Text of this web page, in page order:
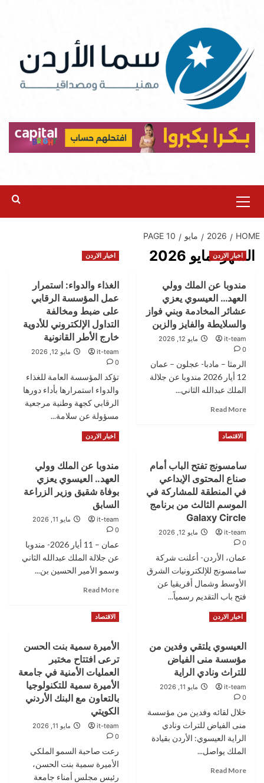
content
Menu
HOME
2026 مايو PAGE 10
الشهر:مايو 2026اخبار الاردن
مندوبا عن الملك وولي
العهد… العيسوي يعزي
عشائر المخادمة وبني فواز
والسلايطة والفايز والزبن
it-team
مايو 12, 2026
0
الرمثا – مادبا- عجلون – عمان
12 أيار 2026 مندوبا عن جلالة
الملك عبدالله الثاني...
Read More
الملك
العهد…
العيسوي
يعزي
عشائر
المخادمة
والسلايطة
والفايز
والزبن
اخبار الاردن
الغذاء والدواء: استمرار
عمل المؤسسة الرقابي
على ضبط ومخالفة
التداول الإلكتروني للأدوية
خارج الأطر القانونية
it-team
مايو 12, 2026
0
تؤكد المؤسسة العامة للغذاء
والدواء استمرارها بأداء دورها
الرقابي كجهة وطنية مرجعية
مسؤولة عن سلامة...
Read More
Read
الغذاء
والدواء:
استمرار
الرقابي
ضبط
ومخالفة
التداول
الاقتصاد
سامسونج تفتح الباب أمام
صناع المحتوى الإبداعي
في المنطقة للمشاركة في
الموسم الثالث من برنامج
Galaxy Circle
it-team
مايو 12, 2026
0
عمان، الأردن- أعلنت شركة
سامسونج للإلكترونيات الشرق
الأوسط وشمال أفريقيا عن
فتح باب التقديم رسمياً...
Read More
Read
سامسونج
تفتح
الباب
صناع
الإبداعي
في
المنطقة
للمشاركة
اخبار الاردن
مندوبا عن الملك وولي
العهد.. العيسوي يعزي
بوفاة شقيق وزير الزراعة
السابق
it-team
مايو 11, 2026
0
عمان – 11 أيار 2026- مندوبا
عن جلالة الملك عبدالله الثاني
وسمو الأمير الحسين بن...
Read More
الملك
وولي
العهد..
العيسوي
يعزي
بوفاة
وزير
اخبار الاردن
العيسوي يلتقي وفدين من
مؤسسة منى الفياض
للتراث ونادي الراية
it-team
مايو 11, 2026
0
خلال لقائه وفدين من مؤسسة
منى الفياض للتراث ونادي
الراية العيسوي: الأردن بقيادة
الملك يواصل...
Read More
الاقتصاد
الأميرة سمية بنت الحسن
ترعى افتتاح مختبر
العمليات الأمنية في جامعة
الأميرة سمية للتكنولوجيا
بالتعاون مع البنك الأردني
الكويتي
it-team
مايو 11, 2026
0
رعت صاحبة السمو الملكي
الأميرة سمية بنت الحسن،
رئيس مجلس أمناء جامعة